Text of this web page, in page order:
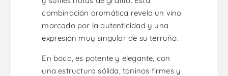
combinación aromática revela un vino
marcado por la autenticidad y una
expresión muy singular de su terruño.
En boca, es potente y elegante, con
una estructura sólida, taninos firmes y